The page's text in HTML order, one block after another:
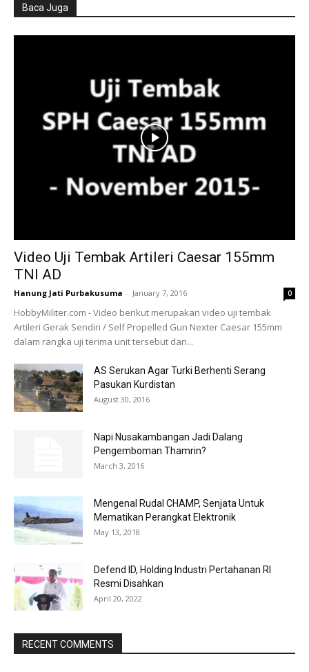
Baca Juga
Video Uji Tembak Artileri Caesar 155mm
TNI AD
Hanung Jati Purbakusuma - January 7, 2016 0
HobbyMiliter.com - Video berikut merupakan video uji tembak
Artileri Gerak Sendiri / Self Propelled Gun Nexter Caesar 155mm
dalam rangka uji terima unit tersebut dari...
AS Serukan Agar Turki Berhenti Serang
Pasukan Kurdistan
August 30, 2016
Napi Nusakambangan Jadi Dalang
Pengemboman Thamrin?
March 3, 2016
Mengenal Rudal CHAMP, Senjata Untuk
Mematikan Perangkat Elektronik
May 13, 2018
Defend ID, Holding Industri Pertahanan RI
Resmi Disahkan
April 20, 2022
RECENT COMMENTS